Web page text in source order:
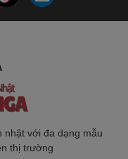
nhật với đa dạng mẫu
thị trường